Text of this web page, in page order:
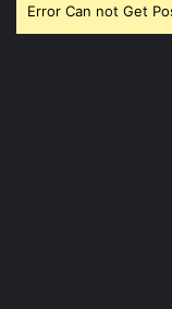
Error Can not Get